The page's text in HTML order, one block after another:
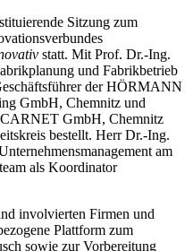
Sitzung zum
statt. Mit Prof. Dr.-Ing.
und Fabrikbetrieb
der HÖRMANN
GmbH, Chemnitz und
CARNET GmbH, Chemnitz
bestellt. Herr Dr.-Ing.
am
als Koordinator
involvierten Firmen und
Plattform zum
sowie zur Vorbereitung